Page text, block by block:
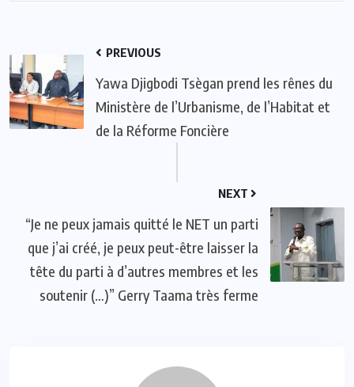
PREVIOUS
Yawa Djigbodi Tsègan prend les rênes du
Ministère de l’Urbanisme, de l’Habitat et
de la Réforme Foncière
NEXT
“Je ne peux jamais quitté le NET un parti
que j’ai créé, je peux peut-être laisser la
tête du parti à d’autres membres et les
soutenir (…)” Gerry Taama très ferme